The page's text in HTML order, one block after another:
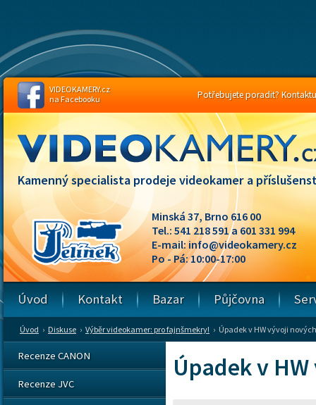
Kamenný specialista prodeje videokamer a
Minská 37, Brno 616 00
Tel.: 541 218 591 a 601 331 994
E-mail:info@videokamery.cz
Po - Pá: 10:00-17:00
Úvod › Diskuse › Výběr videokamer: pro fajnšmekry! › Úpadek v HW vývoji
Úpadek v
Recenze CANON
Recenze JVC
Úvod Kontakt Bazar Půjčovna
VIDEOKAMERY.cz
na Facebooku
Potřebujete poradit?